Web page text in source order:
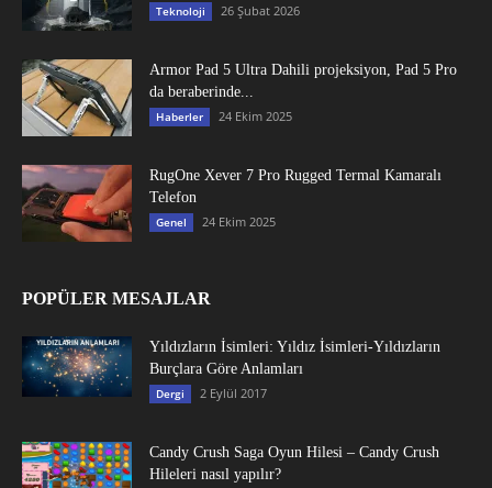
Teknoloji 26 Şubat 2026
Armor Pad 5 Ultra Dahili projeksiyon, Pad 5 Pro
da beraberinde...
Haberler 24 Ekim 2025
RugOne Xever 7 Pro Rugged Termal Kamaralı
Telefon
Genel 24 Ekim 2025
POPÜLER MESAJLAR
Yıldızların İsimleri: Yıldız İsimleri-Yıldızların
Burçlara Göre Anlamları
Dergi 2 Eylül 2017
Candy Crush Saga Oyun Hilesi – Candy Crush
Hileleri nasıl yapılır?